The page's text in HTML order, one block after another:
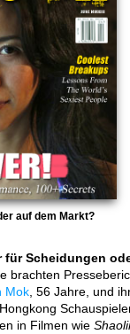
auf dem Markt?
für Scheidungen
brachten
Mok , 56 Jahre, und
in Filmen wie